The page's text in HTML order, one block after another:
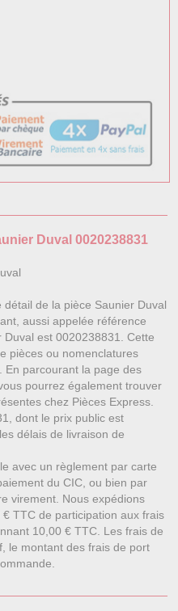
Duval 0020238831
de la pièce Saunier Duval
aussi appelée référence
est 0020238831. Cette
pièces ou nomenclatures
En parcourant la page des
vous pourrez également trouver
chez Pièces Express.
dont le prix public est
délais de livraison de
avec un règlement par carte
du CIC, ou bien par
virement. Nous expédions
TTC de participation aux frais
10,00 € TTC. Les frais de
le montant des frais de port